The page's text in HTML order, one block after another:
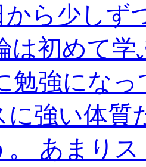
ら少しず
は初めて
勉強にな
に強い体質
。 あまり